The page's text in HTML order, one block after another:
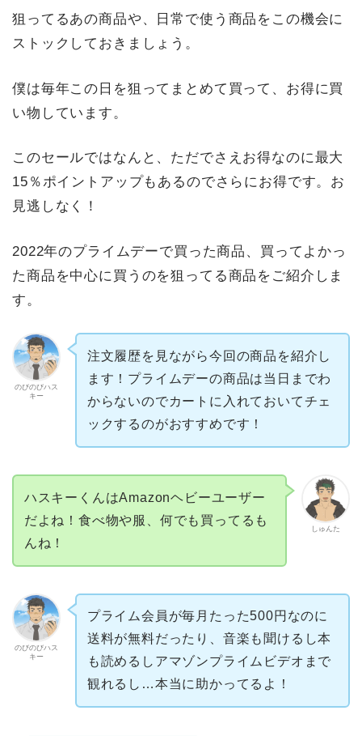
狙ってるあの商品や、日常で使う商品をこの機会に
ストックしておきましょう。
僕は毎年この日を狙ってまとめて買って、お得に買
い物しています。
このセールではなんと、ただでさえお得なのに最大
15％ポイントアップもあるのでさらにお得です。お
見逃しなく！
2022年のプライムデーで買った商品、買ってよかっ
た商品を中心に買うのを狙ってる商品をご紹介しま
す。
のびのびハス
キー
注文履歴を見ながら今回の商品を紹介し
ます！プライムデーの商品は当日までわ
からないのでカートに入れておいてチェ
ックするのがおすすめです！
しゅんた
ハスキーくんはAmazonヘビーユーザー
だよね！食べ物や服、何でも買ってるも
んね！
のびのびハス
キー
プライム会員が毎月たった500円なのに
送料が無料だったり、音楽も聞けるし本
も読めるしアマゾンプライムビデオまで
観れるし…本当に助かってるよ！